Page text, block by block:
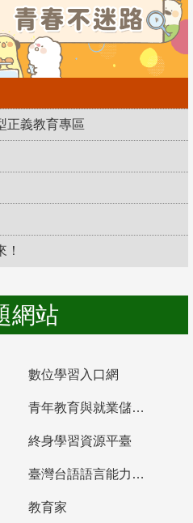
正義教育專區
網站
數位學習入口網
青年教育與就業儲蓄帳戶
終身學習資源平臺
臺灣台語語言能力認證網站
教育家